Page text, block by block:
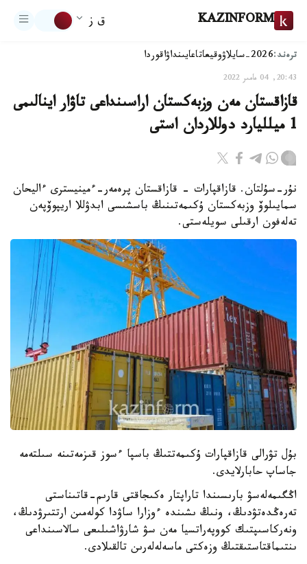
KAZINFORM ق ز
ترەند:2026-سايلاۋ وقيعاتاعايىنداۋاقوردا
20:43, 04 مامىر 2022
قازاقستان مەن وزبەكستان اراسىنداعى تاۋار اينالىمى
1 ميلليارد دوللاردان استى
نۇر-سۇلتان. قازاقپارات - قازاقستان پرەمەر-ءمينيسترى ءاليحان
سمايىلوۆ وزبەكستان ۇكىمەتىنىڭ باسشىسى ابدۋللا اريپوۆپەن
تەلەفون ارقىلى سويلەستى.
بۇل تۋرالى قازاقپارات ۇكىمەتتىڭ باسپا ءسوز قىزمەتىنە سىلتەمە
جاساپ حابارلايدى.
اڭگىمەلەسۋ بارىسىندا تاراپتار ەكىجاقتى قارىم-قاتىناستى
تەرەڭدەتۋدىڭ، ونىڭ ىشىندە ءوزارا ساۋدا كولەمىن ارتتىرۋدىڭ،
ونەركاسىپتىك كووپەراتسيا مەن سۋ شارۋاشىلىعى سالاسىنداعى
ىنتىماقتاستىقتىڭ وزەكتى ماسەلەلەرىن تالقىلادى.